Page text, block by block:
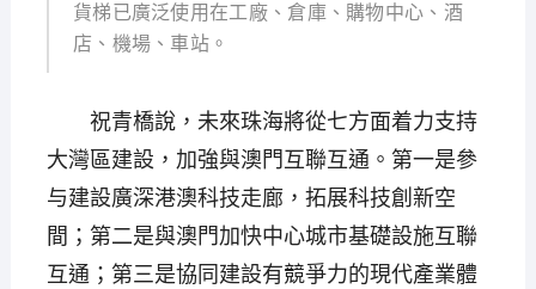
貨梯已廣泛使用在工廠、倉庫、購物中心、酒
店、機場、車站。
祝青橋說，未來珠海將從七方面着力支持
大灣區建設，加強與澳門互聯互通。第一是參
与建設廣深港澳科技走廊，拓展科技創新空
間；第二是與澳門加快中心城市基礎設施互聯
互通；第三是協同建設有競爭力的現代產業體